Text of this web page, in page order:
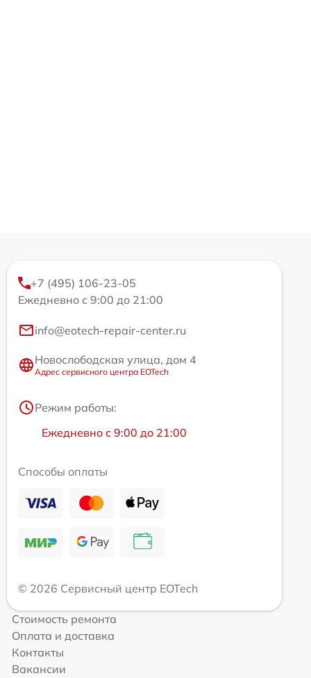
+7 (495) 106-23-05
Ежедневно с 9:00 до 21:00
info@eotech-repair-center.ru
Новослободская улица, дом 4
Адрес сервисного центра EOTech
Режим работы:
Ежедневно с 9:00 до 21:00
Способы оплаты
© 2026 Сервисный центр EOTech
Стоимость ремонта
Оплата и доставка
Контакты
Вакансии